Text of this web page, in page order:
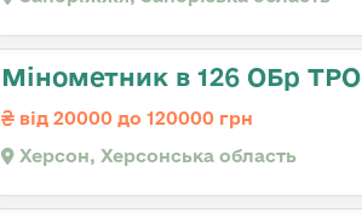
Мінометник в 126 ОБр ТРО
від 20000 до 120000 грн
Херсон, Херсонська область